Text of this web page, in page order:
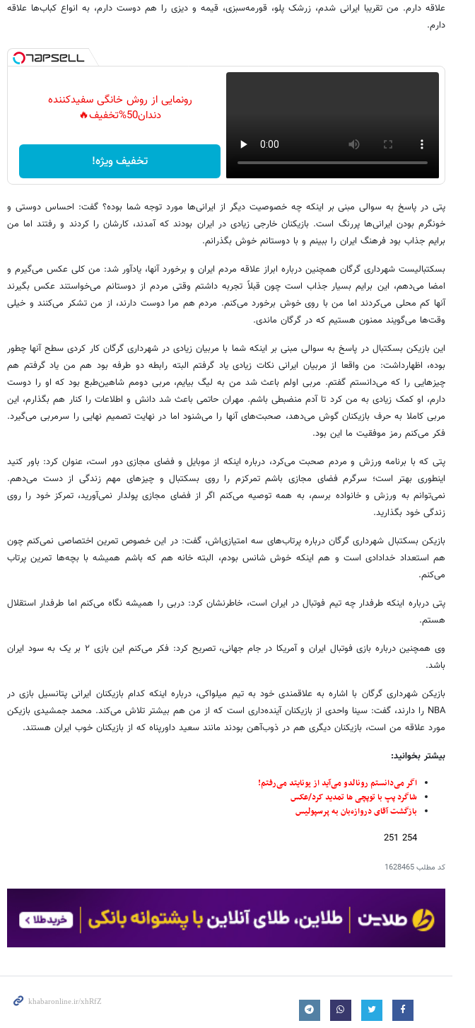
علاقه دارم. من تقریبا ایرانی شدم، زرشک پلو، قورمه‌سبزی، قیمه و دیزی را هم دوست دارم، به انواع کباب‌ها علاقه
دارم.
رونمایی از روش خانگی سفیدکننده
دندان50%تخفیف🔥
تخفیف ویژه!
پتی در پاسخ به سوالی مبنی بر اینکه چه خصوصیت دیگر از ایرانی‌ها مورد توجه شما بوده؟ گفت: احساس دوستی و
خونگرم بودن ایرانی‌ها پررنگ است. بازیکنان خارجی زیادی در ایران بودند که آمدند، کارشان را کردند و رفتند اما من
برایم جذاب بود فرهنگ ایران را ببینم و با دوستانم خوش بگذرانم.
بسکتبالیست شهرداری گرگان همچنین درباره ابراز علاقه مردم ایران و برخورد آنها، یادآور شد: من کلی عکس می‌گیرم و
امضا می‌دهم، این برایم بسیار جذاب است چون قبلاً تجربه داشتم وقتی مردم از دوستانم می‌خواستند عکس بگیرند
آنها کم محلی می‌کردند اما من با روی خوش برخورد می‌کنم. مردم هم مرا دوست دارند، از من تشکر می‌کنند و خیلی
وقت‌ها می‌گویند ممنون هستیم که در گرگان ماندی.
این بازیکن بسکتبال در پاسخ به سوالی مبنی بر اینکه شما با مربیان زیادی در شهرداری گرگان کار کردی سطح آنها چطور
بوده، اظهارداشت: من واقعا از مربیان ایرانی نکات زیادی یاد گرفتم البته رابطه دو طرفه بود هم من یاد گرفتم هم
چیزهایی را که می‌دانستم گفتم. مربی اولم باعث شد من به لیگ بیایم، مربی دومم شاهین‌طبع بود که او را دوست
دارم، او کمک زیادی به من کرد تا آدم منضبطی باشم. مهران حاتمی باعث شد دانش و اطلاعات را کنار هم بگذارم، این
مربی کاملا به حرف بازیکنان گوش می‌دهد، صحبت‌های آنها را می‌شنود اما در نهایت تصمیم نهایی را سرمربی می‌گیرد.
فکر می‌کنم رمز موفقیت ما این بود.
پتی که با برنامه ورزش و مردم صحبت می‌کرد، درباره اینکه از موبایل و فضای مجازی دور است، عنوان کرد: باور کنید
اینطوری بهتر است؛ سرگرم فضای مجازی باشم تمرکزم را روی بسکتبال و چیزهای مهم زندگی از دست می‌دهم.
نمی‌توانم به ورزش و خانواده برسم، به همه توصیه می‌کنم اگر از فضای مجازی پولدار نمی‌آورید، تمرکز خود را روی
زندگی خود بگذارید.
بازیکن بسکتبال شهرداری گرگان درباره پرتاب‌های سه امتیازی‌اش، گفت: در این خصوص تمرین اختصاصی نمی‌کنم چون
هم استعداد خدادادی است و هم اینکه خوش شانس بودم، البته خانه هم که باشم همیشه با بچه‌ها تمرین پرتاب
می‌کنم.
پتی درباره اینکه طرفدار چه تیم فوتبال در ایران است، خاطرنشان کرد: دربی را همیشه نگاه می‌کنم اما طرفدار استقلال
هستم.
وی همچنین درباره بازی فوتبال ایران و آمریکا در جام جهانی، تصریح کرد: فکر می‌کنم این بازی ۲ بر یک به سود ایران
باشد.
بازیکن شهرداری گرگان با اشاره به علاقمندی خود به تیم میلواکی، درباره اینکه کدام بازیکنان ایرانی پتانسیل بازی در
NBA را دارند، گفت: سینا واحدی از بازیکنان آینده‌داری است که از من هم بیشتر تلاش می‌کند. محمد جمشیدی بازیکن
مورد علاقه من است، بازیکنان دیگری هم در ذوب‌آهن بودند مانند سعید داورپناه که از بازیکنان خوب ایران هستند.
بیشتر بخوانید:
اگر می‌دانستم رونالدو می‌آید از یونایتد می‌رفتم!
شاگرد پپ با توپچی ها تمدید کرد/عکس
بازگشت آقای دروازه‌بان به پرسپولیس
254 251
کد مطلب1628465